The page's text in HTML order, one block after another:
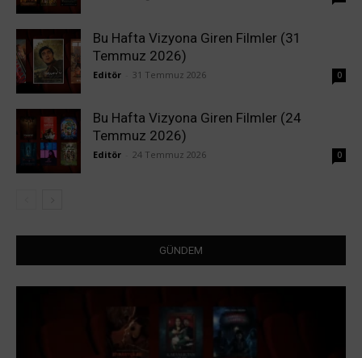
Bu Hafta Vizyona Giren Filmler (31
Temmuz 2026)
Editör 31 Temmuz 2026 0
Bu Hafta Vizyona Giren Filmler (24
Temmuz 2026)
Editör 24 Temmuz 2026 0
GÜNDEM